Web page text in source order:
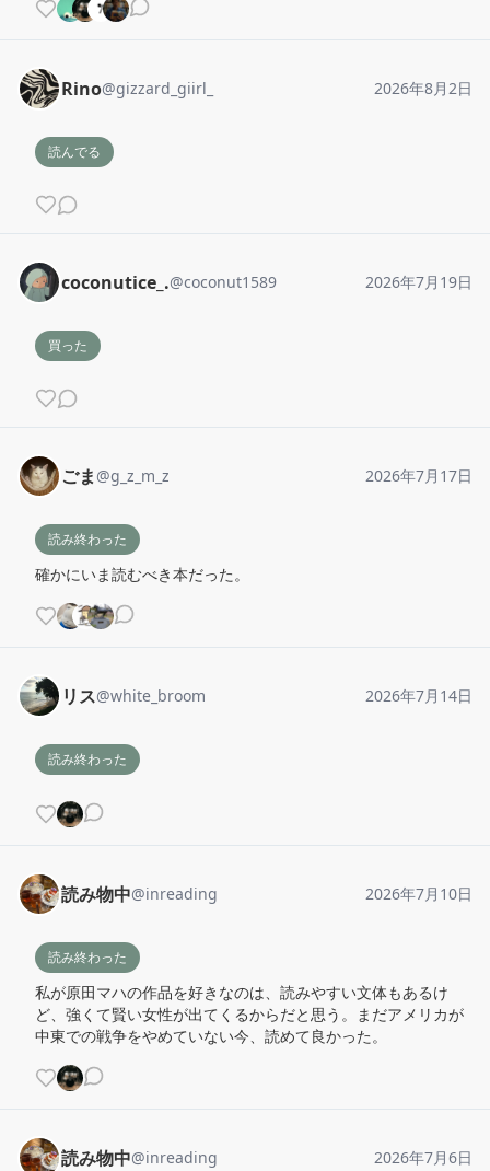
Rino@gizzard_giirl_ 2026年8月2日
読んでる
coconutice_.@coconut1589 2026年7月19日
買った
ごま@g_z_m_z 2026年7月17日
読み終わった
確かにいま読むべき本だった。
リス@white_broom 2026年7月14日
読み終わった
読み物中@inreading 2026年7月10日
読み終わった
私が原田マハの作品を好きなのは、読みやすい文体もあるけ
ど、強くて賢い女性が出てくるからだと思う。まだアメリカが
中東での戦争をやめていない今、読めて良かった。
読み物中@inreading 2026年7月6日